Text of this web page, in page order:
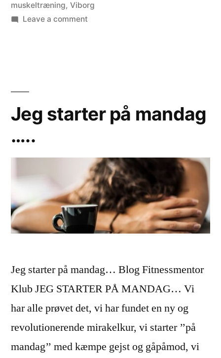
muskeltræning, Viborg
Leave a comment
Jeg starter på mandag
…..
Jeg starter på mandag… Blog Fitnessmentor
Klub JEG STARTER PÅ MANDAG… Vi
har alle prøvet det, vi har fundet en ny og
revolutionerende mirakelkur, vi starter ’’på
mandag’’ med kæmpe gejst og gåpåmod, vi